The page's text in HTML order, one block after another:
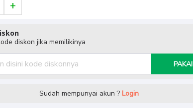
diskon jika memilikinya
PAKAI
Sudah mempunyai akun ? Login